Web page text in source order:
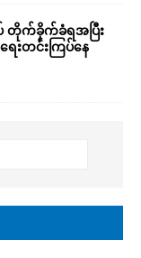
တိုက်ခိုက်ခံရအပြီး
းတင်းကြပ်နေ